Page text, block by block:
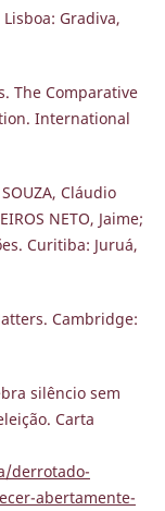
Gradiva,
The Comparative
International
Cláudio
NETO, Jaime;
Curitiba: Juruá,
Cambridge:
silêncio sem
Carta
derrotado-
abertamente-